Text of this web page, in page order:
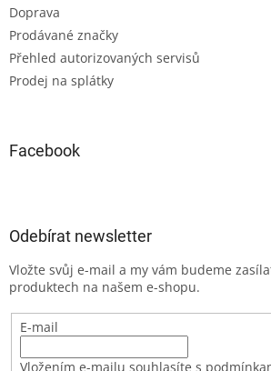
Doprava
Prodávané značky
Přehled autorizovaných servisů
Prodej na splátky
Facebook
Odebírat newsletter
Vložte svůj e-mail a my vám budeme
produktech na našem e-shopu.
E-mail
Vložením e-mailu souhlasíte s